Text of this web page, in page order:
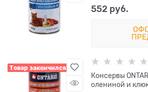
552 руб.
Товар закончился
Консервы
олениной и